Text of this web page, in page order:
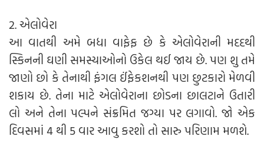
2. એલોવેરા
આ વાતથી અમે બધા વાફેફ છે કે એલોવેરાની મદદથી
સ્કિનની ઘણી સમસ્યાઓનો ઉકેલ થઈ જાય છે. પણ શુ તમે
જાણો છો કે તેનાથી ફંગલ ઈંફેકશનથી પણ છુટકારો મેળવી
શકાય છે. તેના માટે એલોવેરાના છોડના છાલટાને ઉતારી
લો અને તેના પલ્પને સંક્રમિત જગ્યા પર લગાવો. જો એક
દિવસમાં 4 થી 5 વાર આવુ કરશો તો સારુ પરિણામ મળશે.